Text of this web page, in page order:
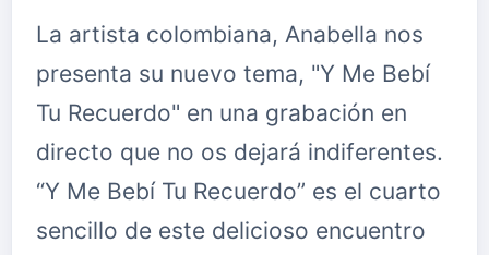
La artista colombiana, Anabella nos
presenta su nuevo tema, "Y Me Bebí
Tu Recuerdo" en una grabación en
directo que no os dejará indiferentes.
“Y Me Bebí Tu Recuerdo” es el cuarto
sencillo de este delicioso encuentro